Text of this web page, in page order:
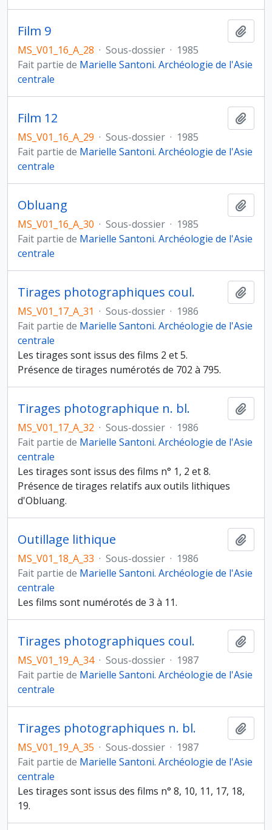
Film 9
MS_V01_16_A_28 · Sous-dossier · 1985
Fait partie de Marielle Santoni. Archéologie de l'Asie
centrale
Film 12
MS_V01_16_A_29 · Sous-dossier · 1985
Fait partie de Marielle Santoni. Archéologie de l'Asie
centrale
Obluang
MS_V01_16_A_30 · Sous-dossier · 1985
Fait partie de Marielle Santoni. Archéologie de l'Asie
centrale
Tirages photographiques coul.
MS_V01_17_A_31 · Sous-dossier · 1986
Fait partie de Marielle Santoni. Archéologie de l'Asie
centrale
Les tirages sont issus des films 2 et 5.
Présence de tirages numérotés de 702 à 795.
Tirages photographique n. bl.
MS_V01_17_A_32 · Sous-dossier · 1986
Fait partie de Marielle Santoni. Archéologie de l'Asie
centrale
Les tirages sont issus des films n° 1, 2 et 8.
Présence de tirages relatifs aux outils lithiques
d'Obluang.
Outillage lithique
MS_V01_18_A_33 · Sous-dossier · 1986
Fait partie de Marielle Santoni. Archéologie de l'Asie
centrale
Les films sont numérotés de 3 à 11.
Tirages photographiques coul.
MS_V01_19_A_34 · Sous-dossier · 1987
Fait partie de Marielle Santoni. Archéologie de l'Asie
centrale
Tirages photographiques n. bl.
MS_V01_19_A_35 · Sous-dossier · 1987
Fait partie de Marielle Santoni. Archéologie de l'Asie
centrale
Les tirages sont issus des films n° 8, 10, 11, 17, 18,
19.